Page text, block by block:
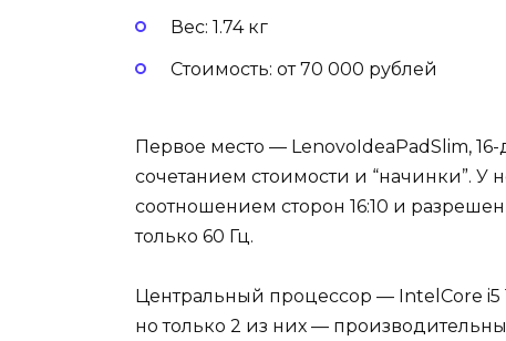
Вес: 1.74 кг
Стоимость: от 70 000 рублей
Первое место — LenovoIdeaPadSlim,
сочетанием стоимости и “начинки”. У
соотношением сторон 16:10 и
только 60 Гц.
Центральный процессор — IntelCore i5
но только 2 из них —